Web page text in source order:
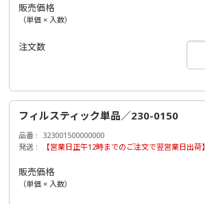
販売価格
（単価 × 入数）
注文数
フィルスティック単品／230-0150
品番
323001500000000
発送
【営業日正午12時までのご注文で翌営業日出荷】
販売価格
（単価 × 入数）